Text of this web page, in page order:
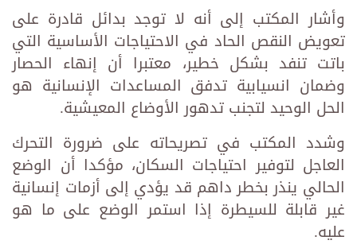
وأشار المكتب إلى أنه لا توجد بدائل قادرة على
تعويض النقص الحاد في الاحتياجات الأساسية التي
باتت تنفد بشكل خطير، معتبرا أن إنهاء الحصار
وضمان انسيابية تدفق المساعدات الإنسانية هو
الحل الوحيد لتجنب تدهور الأوضاع المعيشية.
وشدد المكتب في تصريحاته على ضرورة التحرك
العاجل لتوفير احتياجات السكان، مؤكدا أن الوضع
الحالي ينذر بخطر داهم قد يؤدي إلى أزمات إنسانية
غير قابلة للسيطرة إذا استمر الوضع على ما هو
عليه.